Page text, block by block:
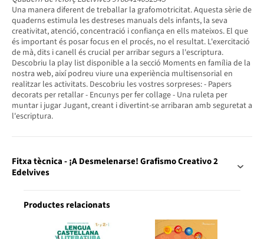
Una manera diferent de treballar la grafomotricitat. Aquesta sèrie de
quaderns estimula les destreses manuals dels infants, la seva
creativitat, atenció, concentració i confiança en ells mateixos. El que
és important és posar focus en el procés, no el resultat. L'exercitació
de mà, dits i canell és crucial per arribar segurs a l'escriptura.
Descobriu la play list disponible a la secció Moments en família de la
nostra web, així podreu viure una experiència multisensorial en
realitzar les activitats. Descobriu les vostres sorpreses: - Papers
decorats per retallar - Encunys per fer collage - Una ruleta per
muntar i jugar Jugant, creant i divertint-se arribaran amb seguretat a
l'escriptura.
Fitxa tècnica - ¡A Desmelenarse! Grafismo Creativo 2
Edelvives
Productes relacionats